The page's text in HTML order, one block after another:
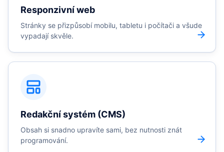
Responzivní web
Stránky se přizpůsobí mobilu, tabletu i počítači a všude
vypadají skvěle.
Redakční systém (CMS)
Obsah si snadno upravíte sami, bez nutnosti znát
programování.